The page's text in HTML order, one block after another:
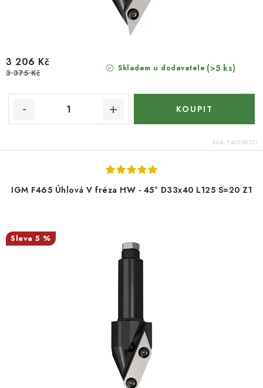
Skladem u dodavatele (>5 ks)
3 206 Kč
3 375 Kč
Kód: F465-90231
IGM F465 Úhlová V fréza HW - 45° D33x40 L125 S=20 Z1
5 %